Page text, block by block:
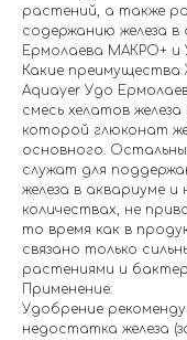
растений, а также
содержанию железа
Ермолаева МАКРО+
Какие преимущества
Aquayer Удо
смесь хелатов
которой глюконат
основного.
служат для
железа в аквариуме
количествах, не
то время как в
связано только
растениями и
Применение:
Удобрение
недостатка железа